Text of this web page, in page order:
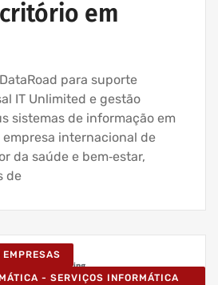
em
para suporte
IT Unlimited e gestão
sistemas de informação em
internacional de
da saúde e bem‑estar,
de
- SERVIÇOS INFORMÁTICA